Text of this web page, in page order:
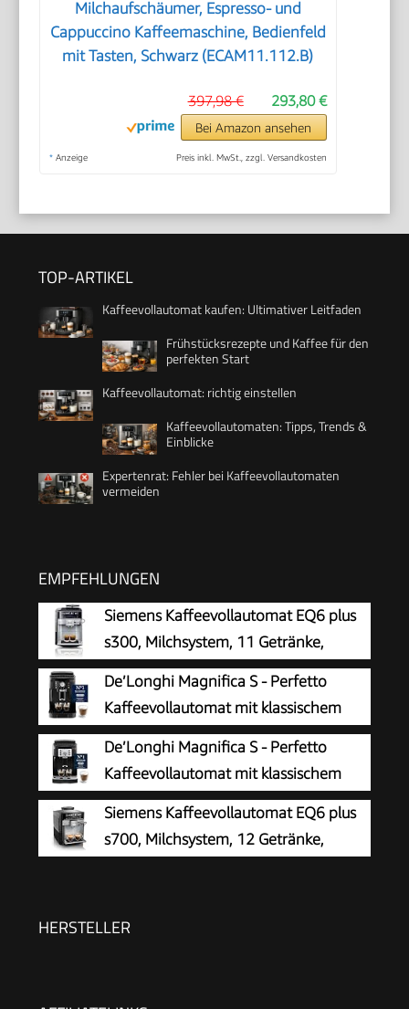
Milchaufschäumer, Espresso- und
Cappuccino Kaffeemaschine, Bedienfeld
mit Tasten, Schwarz (ECAM11.112.B)
293,80 €
397,98 €
Bei Amazon ansehen
* Anzeige Preis inkl. MwSt., zzgl. Versandkosten
TOP-ARTIKEL
Kaffeevollautomat kaufen: Ultimativer Leitfaden
Frühstücksrezepte und Kaffee für den
perfekten Start
Kaffeevollautomat: richtig einstellen
Kaffeevollautomaten: Tipps, Trends &
Einblicke
Expertenrat: Fehler bei Kaffeevollautomaten
vermeiden
EMPFEHLUNGEN
Siemens Kaffeevollautomat EQ6 plus
s300, Milchsystem, 11 Getränke,
automatische Reinigung des
Milchsystems, Keramikmahlwerk, großes
Touchdisplay, Silber, TE653501DE
De’Longhi Magnifica S - Perfetto
Kaffeevollautomat mit klassischem
Milchaufschäumer, Espresso- und
Cappuccino Kaffeemaschine, Bedienfeld mit
Tasten, Schwarz (ECAM11.112.B)
De’Longhi Magnifica S - Perfetto
Kaffeevollautomat mit klassischem
Milchaufschäumer, Espresso- und
Cappuccino Kaffeemaschine, Bedienfeld mit
Tasten, Schwarz (ECAM22.110.B)
Siemens Kaffeevollautomat EQ6 plus
s700, Milchsystem, 12 Getränke,
Touchdisplay, Edelstahl, TE657503DE
HERSTELLER